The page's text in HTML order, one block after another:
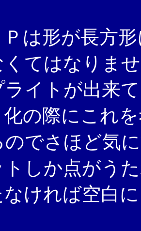
は形が長方
くてはなりま
ライトが出来
化の際にこれ
のでさほど気
トしか点がう
なければ空白